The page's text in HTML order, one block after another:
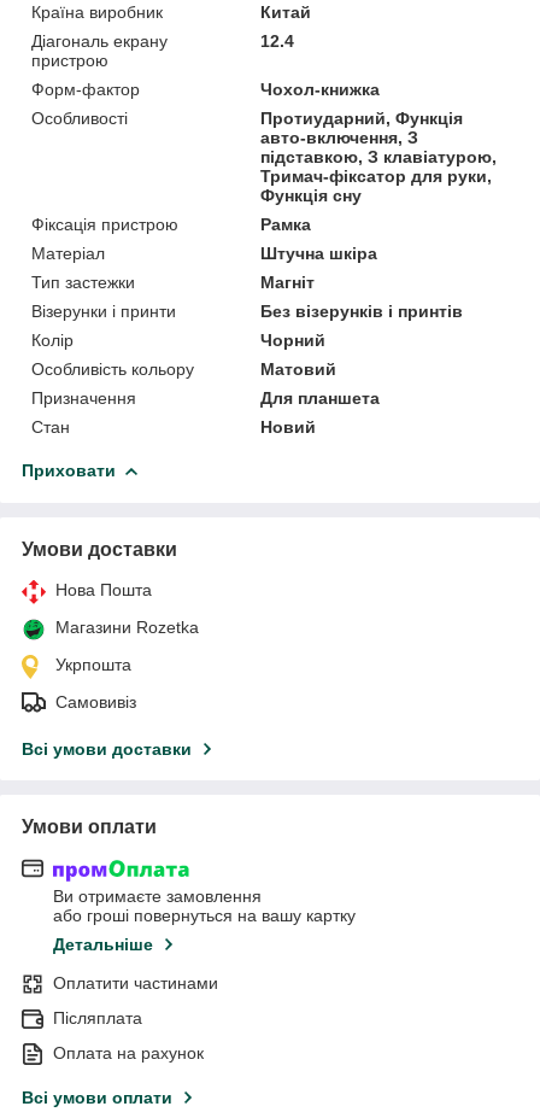
Країна виробник
Китай
Діагональ екрану
пристрою
12.4
Форм-фактор
Чохол-книжка
Особливості
Протиударний, Функція
авто-включення, З
підставкою, З клавіатурою,
Тримач-фіксатор для руки,
Функція сну
Фіксація пристрою
Рамка
Матеріал
Штучна шкіра
Тип застежки
Магніт
Візерунки і принти
Без візерунків і принтів
Колір
Чорний
Особливість кольору
Матовий
Призначення
Для планшета
Стан
Новий
Приховати
Умови доставки
Нова Пошта
Магазини Rozetka
Укрпошта
Самовивіз
Всі умови доставки
Умови оплати
Ви отримаєте замовлення
або гроші повернуться на вашу картку
Детальніше
Оплатити частинами
Післяплата
Оплата на рахунок
Всі умови оплати